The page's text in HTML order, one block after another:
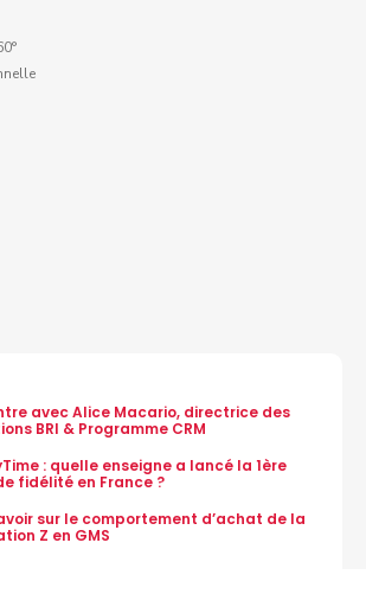
avec Alice Macario, directrice des
BRI & Programme CRM
: quelle enseigne a lancé la 1ère
fidélité en France ?
sur le comportement d’achat de la
Z en GMS